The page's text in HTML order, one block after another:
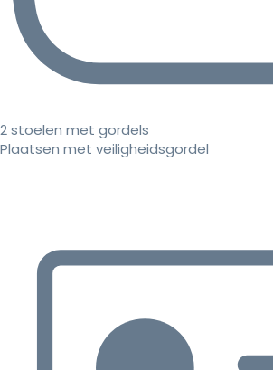
2 stoelen met gordels
Plaatsen met veiligheidsgordel